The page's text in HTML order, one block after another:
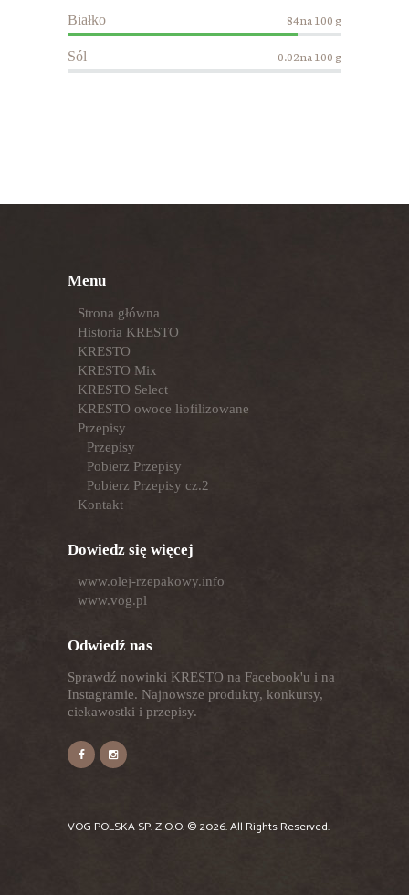
Białko 84na 100 g
Sól 0.02na 100 g
Menu
Strona główna
Historia KRESTO
KRESTO
KRESTO Mix
KRESTO Select
KRESTO owoce liofilizowane
Przepisy
Przepisy
Pobierz Przepisy
Pobierz Przepisy cz.2
Kontakt
Dowiedz się więcej
www.olej-rzepakowy.info
www.vog.pl
Odwiedź nas
Sprawdź nowinki KRESTO na Facebook'u i na
Instagramie. Najnowsze produkty, konkursy,
ciekawostki i przepisy.
VOG POLSKA SP. Z O.O.© 2026. All Rights Reserved.